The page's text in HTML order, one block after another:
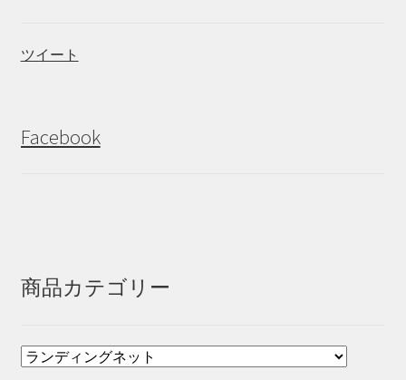
ツイート
Facebook
商品カテゴリー